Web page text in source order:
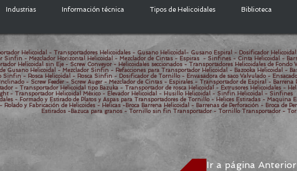
Industrias Información técnica Tipos de Helicoidales Biblioteca
Helicoidal - Transportadores Helicoidales - Gusano Helicoidal- Gusano Espiral - Dosificador
Sinfin - Mezclador Horizontal Helicoidal - Mezclador de Cintas - Espiras - Sinfines - Cinta Helicoidal -
Helicoidal sin Eje - Screw Conveyor - Helicoidales seccionados - Transportadores Helicoidales de
Gusano Helicoidal - Mezclador Sinfin - Refacciones para Transportador Helicoidal - Bazooka Helicoidal -
Sinfin - Rosca Helicoidal - Rosca Sinfin - Dosificador de Tornillo - Envasadora de saco Valvulado -
- Screw Feeder - Screw Auger - Mezclador de Cintas - Espirales - Transportador de Espiral -
- Transportador Helicoidal tipo Bazuka - Transportador de rosca Helicoidal - Extrusores Helicoidales -
- Transportador Helicoidal México - Elevador Helicoidal - Husillo Helicoidal - Sinfin Helicoidal - Sinfines
- Formado y Estirado de Platos y Aspas para Transportadores de Tornillo - Helices Estiradas - Maquina
Rolado y Fabricación de Helicoides - Helicas -Broca Barrena Helicoidal - Barrenas de Perforación - Broca de
Estirados -Bazuca para granos - Tornillo sin fin Transportador - Tornillo Transportador -
Ir a página Anterior